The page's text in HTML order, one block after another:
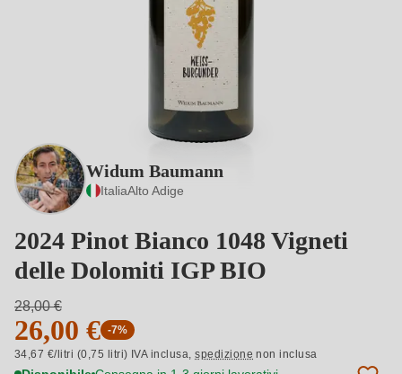
Widum Baumann
ItaliaAlto Adige
2024 Pinot Bianco 1048 Vigneti
delle Dolomiti IGP BIO
28,00 €
26,00 € -7%
34,67 €/litri (0,75 litri) IVA inclusa,spedizione non inclusa